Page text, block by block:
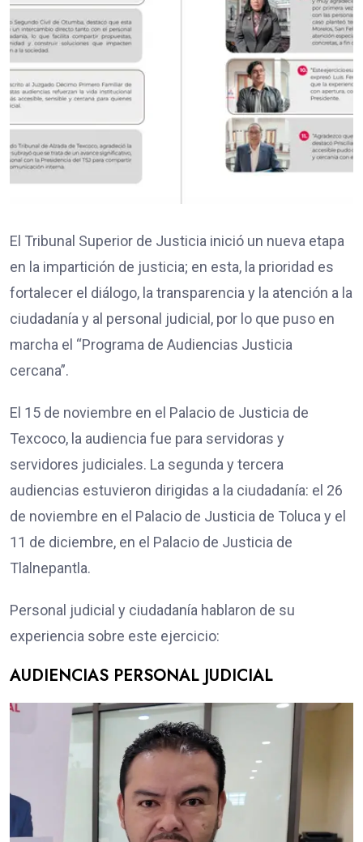
El Tribunal Superior de Justicia inició un nueva etapa
en la impartición de justicia; en esta, la prioridad es
fortalecer el diálogo, la transparencia y la atención a la
ciudadanía y al personal judicial, por lo que puso en
marcha el “Programa de Audiencias Justicia
cercana”.
El 15 de noviembre en el Palacio de Justicia de
Texcoco, la audiencia fue para servidoras y
servidores judiciales. La segunda y tercera
audiencias estuvieron dirigidas a la ciudadanía: el 26
de noviembre en el Palacio de Justicia de Toluca y el
11 de diciembre, en el Palacio de Justicia de
Tlalnepantla.
Personal judicial y ciudadanía hablaron de su
experiencia sobre este ejercicio:
AUDIENCIAS PERSONAL JUDICIAL